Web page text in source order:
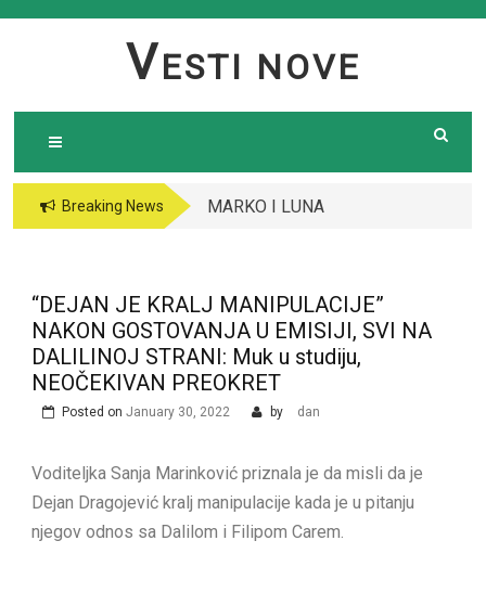
VESTI NOVE
Breaking News
MARKO I LUNA
DESILO: Odao ih jedan
detalj, SPREMA SE
HAOS￼
“DEJAN JE KRALJ MANIPULACIJE”
NAKON GOSTOVANJA U EMISIJI, SVI NA
DALILINOJ STRANI: Muk u studiju,
NEOČEKIVAN PREOKRET
Posted on January 30, 2022 by dan
Voditeljka Sanja Marinković priznala je da misli da je
Dejan Dragojević kralj manipulacije kada je u pitanju
njegov odnos sa Dalilom i Filipom Carem.